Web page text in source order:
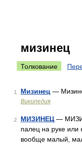
мизинец
Толкование
1 Мизинец —
Википедия
2 МИЗИНЕЦ —
палец на руке
вообще малый,